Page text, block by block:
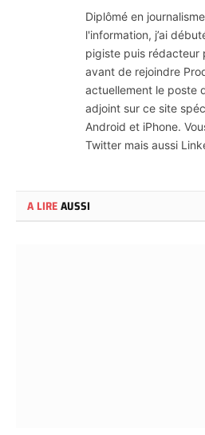
Diplômé en
l'information, j’ai
pigiste puis rédacteur
avant de rejoindre
actuellement le poste
adjoint sur ce site
Android et iPhone.
Twitter mais aussi
A LIREAUSSI